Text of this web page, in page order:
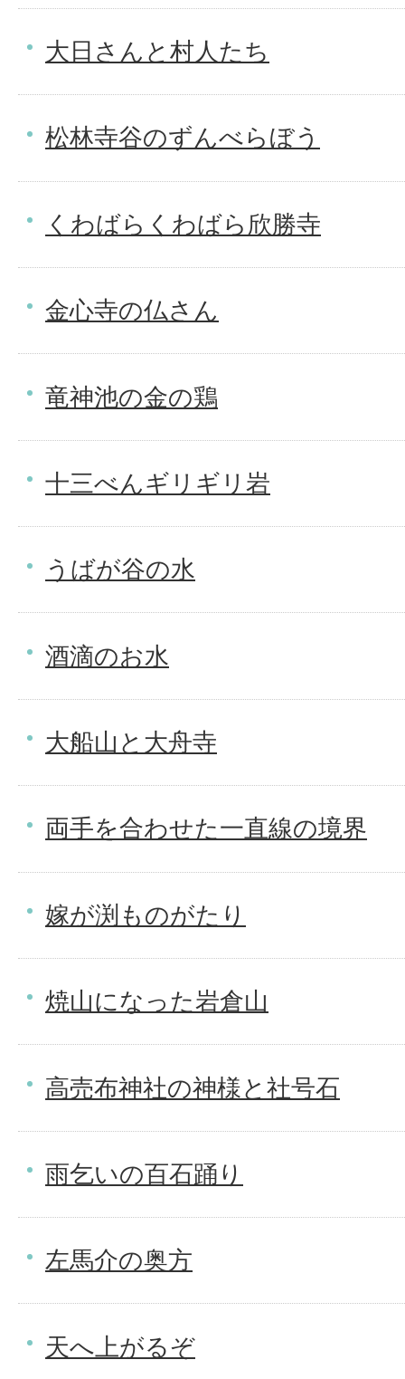
大日さんと村人たち
松林寺谷のずんべらぼう
くわばらくわばら欣勝寺
金心寺の仏さん
竜神池の金の鶏
十三べんギリギリ岩
うばが谷の水
酒滴のお水
大船山と大舟寺
両手を合わせた一直線の境界
嫁が渕ものがたり
焼山になった岩倉山
高売布神社の神様と社号石
雨乞いの百石踊り
左馬介の奥方
天へ上がるぞ